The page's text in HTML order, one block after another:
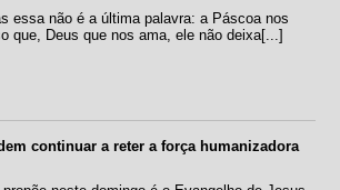
essa não é a última palavra: a Páscoa nos
que, Deus que nos ama, ele não deixa[...]
continuar a reter a força humanizadora